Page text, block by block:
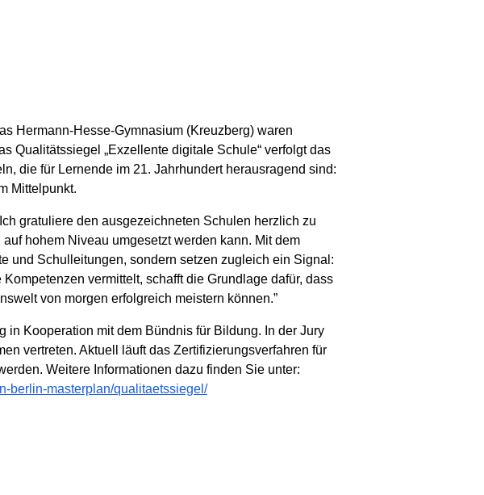
Hermann-Hesse-Gymnasium (Kreuzberg) waren
Qualitätssiegel „Exzellente digitale Schule“ verfolgt das
die für Lernende im 21. Jahrhundert herausragend sind:
Mittelpunkt.
gratuliere den ausgezeichneten Schulen herzlich zu
hohem Niveau umgesetzt werden kann. Mit dem
und Schulleitungen, sondern setzen zugleich ein Signal:
vermittelt, schafft die Grundlage dafür, dass
von morgen erfolgreich meistern können.”
Kooperation mit dem Bündnis für Bildung. In der Jury
vertreten. Aktuell läuft das Zertifizierungsverfahren für
Weitere Informationen dazu finden Sie unter:
berlin-masterplan/qualitaetssiegel/